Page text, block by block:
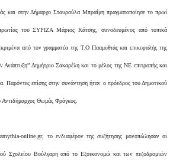
και στην Δήμαρχο Σταυρούλα Μπραΐμη πραγματοποίησε το πρωί
του ΣΥΡΙΖΑ Μάριος Κάτσης, συνοδευμένος από τοπικά
από τον γραμματέα της Τ.Ο Πααμυθιάς και επικεφαλής της
Ανάπτυξη” Δημήτριο Σακαρέλη και το μέλος της ΝΕ επιτροπής και
επίσης στην συνάντηση ήταν ο πρόεδρος του Δημοτικού
Θωμάς Φράγκος.
online.gr, το ενδιαφέρον της συζήτησης μονοπώλησαν οι
Σχολείου Βούλγαρη από το Εξοικονομώ και των πεζοδρομιών